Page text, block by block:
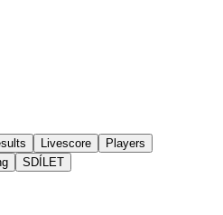
Livescore
Players
SDÍLET